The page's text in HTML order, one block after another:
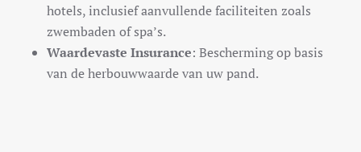
hotels, inclusief aanvullende faciliteiten zoals
zwembaden of spa’s.
Waardevaste Insurance: Bescherming op basis
van de herbouwwaarde van uw pand.